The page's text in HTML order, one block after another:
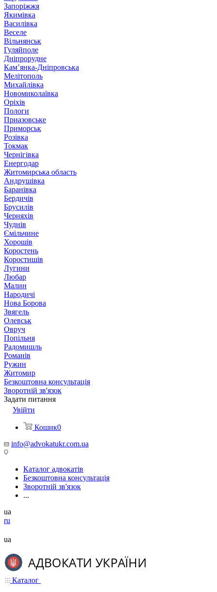
Запоріжжя
Якимівка
Василівка
Веселе
Вільнянськ
Гуляйполе
Дніпрорудне
Кам’янка-Дніпровська
Мелітополь
Михайлівка
Новомиколаївка
Оріхів
Пологи
Приазовське
Приморськ
Розівка
Токмак
Чернігівка
Енергодар
Житомирська область
Андрушівка
Баранівка
Бердичів
Брусилів
Черняхів
Чуднів
Ємільчине
Хорошів
Коростень
Коростишів
Лугини
Любар
Малин
Народичі
Нова Борова
Звягель
Олевськ
Овруч
Попільня
Радомишль
Романів
Ружин
Житомир
Безкоштовна консультація
Зворотній зв'язок
Задати питання
Увійти
Кошик0
info@advokatukr.com.ua
Каталог адвокатів
Безкоштовна консультація
Зворотній зв'язок
...
ua
ru
ua
Каталог